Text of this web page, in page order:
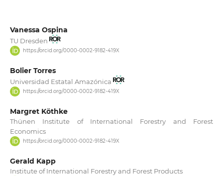
Vanessa Ospina
TU Dresden
https://orcid.org/0000-0002-9182-419X
Bolier Torres
Universidad Estatal Amazónica
https://orcid.org/0000-0002-9182-419X
Margret Köthke
Thünen Institute of International Forestry and Forest
Economics
https://orcid.org/0000-0002-9182-419X
Gerald Kapp
Institute of International Forestry and Forest Products